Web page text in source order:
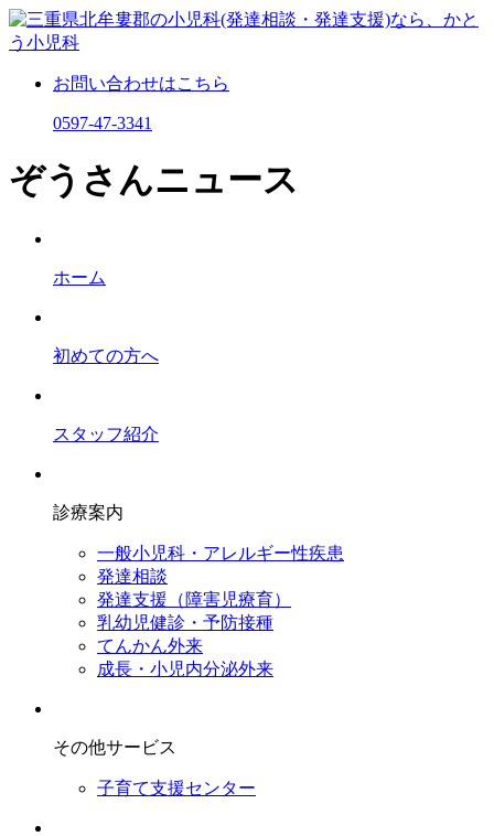
お問い合わせはこちら
0597-47-3341
ぞうさんニュース
ホーム
初めての⽅へ
スタッフ紹介
診療案内
一般小児科・アレルギー性疾患
発達相談
発達支援（障害児療育）
乳幼児健診・予防接種
てんかん外来
成長・小児内分泌外来
その他サービス
子育て支援センター